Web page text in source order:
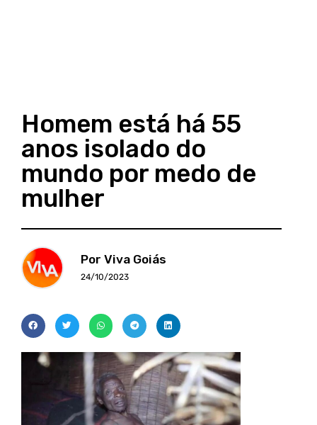
Homem está há 55
anos isolado do
mundo por medo de
mulher
Por Viva Goiás
24/10/2023